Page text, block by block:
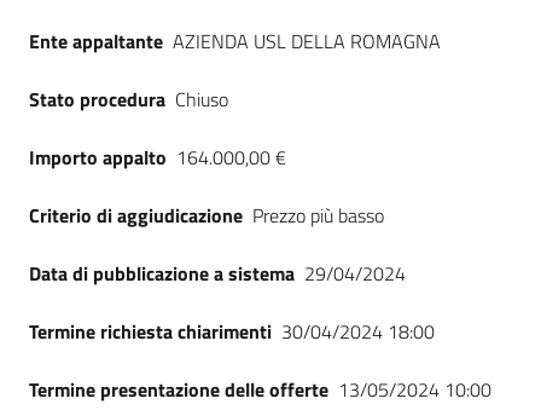
Ente appaltante AZIENDA USL DELLA ROMAGNA
Stato procedura Chiuso
Importo appalto 164.000,00 €
Criterio di aggiudicazione Prezzo più basso
Data di pubblicazione a sistema 29/04/2024
Termine richiesta chiarimenti 30/04/2024 18:00
Termine presentazione delle offerte 13/05/2024 10:00